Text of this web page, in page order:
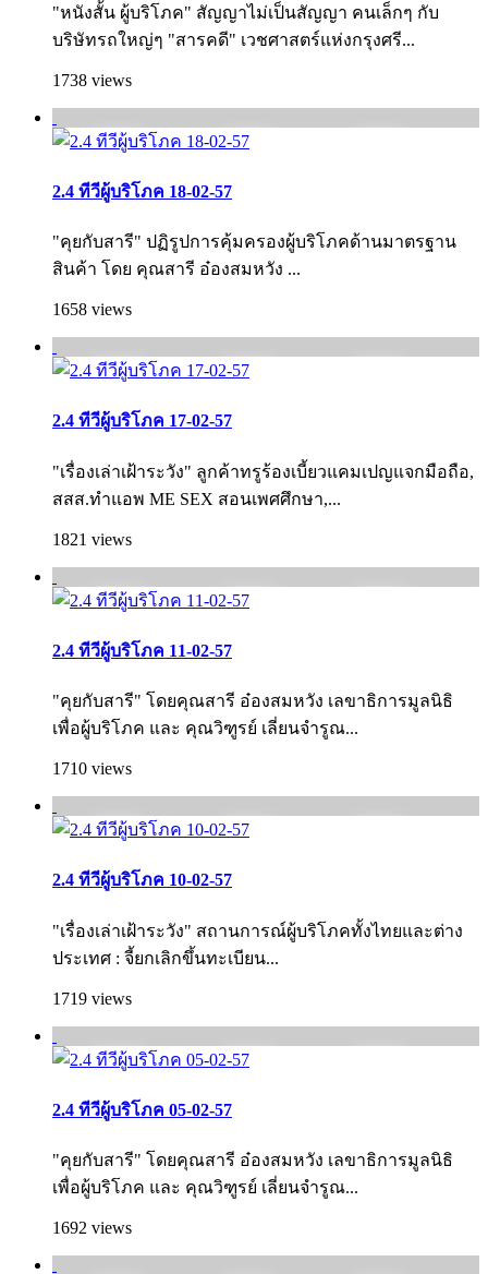
"หนังสั้น ผู้บริโภค" สัญญาไม่เป็นสัญญา คนเล็กๆ กับ
บริษัทรถใหญ่ๆ "สารคดี" เวชศาสตร์แห่งกรุงศรี...
1738 views
2.4 ทีวีผู้บริโภค 18-02-57
"คุยกับสารี" ปฏิรูปการคุ้มครองผู้บริโภคด้านมาตรฐาน
สินค้า โดย คุณสารี อ๋องสมหวัง ...
1658 views
2.4 ทีวีผู้บริโภค 17-02-57
"เรื่องเล่าเฝ้าระวัง" ลูกค้าทรูร้องเบี้ยวแคมเปญแจกมือถือ,
สสส.ทำแอพ ME SEX สอนเพศศึกษา,...
1821 views
2.4 ทีวีผู้บริโภค 11-02-57
"คุยกับสารี" โดยคุณสารี อ๋องสมหวัง เลขาธิการมูลนิธิ
เพื่อผู้บริโภค และ คุณวิฑูรย์ เลี่ยนจำรูณ...
1710 views
2.4 ทีวีผู้บริโภค 10-02-57
"เรื่องเล่าเฝ้าระวัง" สถานการณ์ผู้บริโภคทั้งไทยและต่าง
ประเทศ : จี้ยกเลิกขึ้นทะเบียน...
1719 views
2.4 ทีวีผู้บริโภค 05-02-57
"คุยกับสารี" โดยคุณสารี อ๋องสมหวัง เลขาธิการมูลนิธิ
เพื่อผู้บริโภค และ คุณวิฑูรย์ เลี่ยนจำรูณ...
1692 views